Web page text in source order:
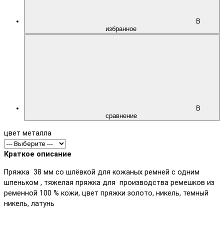
В
избранное
В
сравнение
цвет металла
Краткое описание
Пряжка 38 мм со шлёвкой для кожаных ремней с одним
шпеньком , тяжелая пряжка для производства ремешков из
ременной 100 % кожи, цвет пряжки золото, никель, темный
никель, латунь